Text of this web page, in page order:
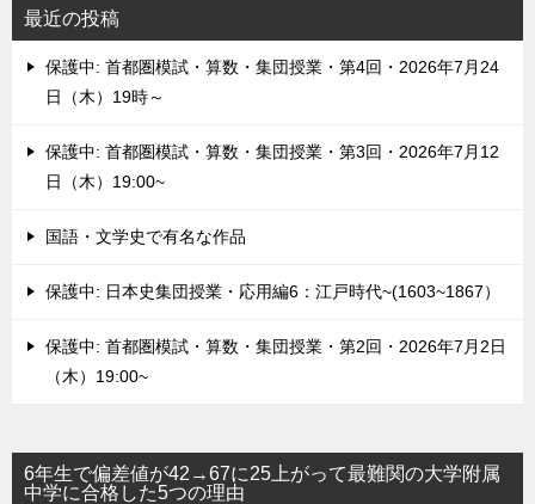
最近の投稿
保護中: 首都圏模試・算数・集団授業・第4回・2026年7月24
日（木）19時～
保護中: 首都圏模試・算数・集団授業・第3回・2026年7月12
日（木）19:00~
国語・文学史で有名な作品
保護中: 日本史集団授業・応用編6：江戸時代~(1603~1867）
保護中: 首都圏模試・算数・集団授業・第2回・2026年7月2日
（木）19:00~
6年生で偏差値が42→67に25上がって最難関の大学附属
中学に合格した5つの理由